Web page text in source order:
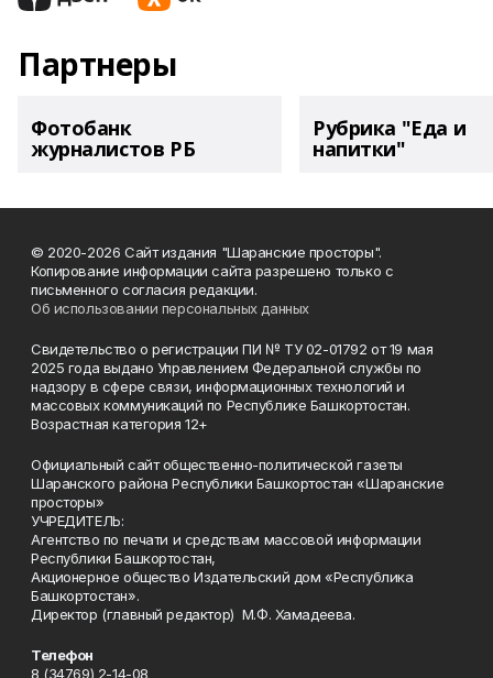
Партнеры
Фотобанк
журналистов РБ
Рубрика "Еда и
напитки"
© 2020-2026 Сайт издания "Шаранские просторы".
Копирование информации сайта разрешено только с
письменного согласия редакции.
Об использовании персональных данных
Свидетельство о регистрации ПИ № ТУ 02-01792 от 19 мая
2025 года выдано Управлением Федеральной службы по
надзору в сфере связи, информационных технологий и
массовых коммуникаций по Республике Башкортостан.
Возрастная категория 12+
Официальный сайт общественно-политической газеты
Шаранского района Республики Башкортостан «Шаранские
просторы»
УЧРЕДИТЕЛЬ:
Агентство по печати и средствам массовой информации
Республики Башкортостан,
Акционерное общество Издательский дом «Республика
Башкортостан».
Директор (главный редактор) М.Ф. Хамадеева.
Телефон
8 (34769) 2-14-08